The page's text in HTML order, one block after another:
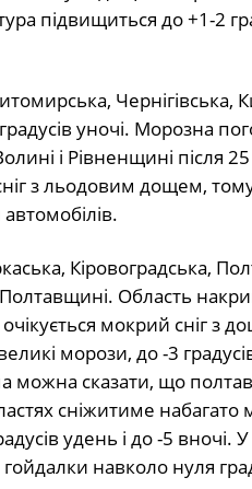
підвищиться до +1-2
Чернігівська,
уночі. Морозна
і Рівненщині після
з льодовим дощем,
Кіровоградська,
Область
мокрий сніг з
морози, до -3
сказати, що
сніжитиме
удень і до -5 вночі.
навколо нуля